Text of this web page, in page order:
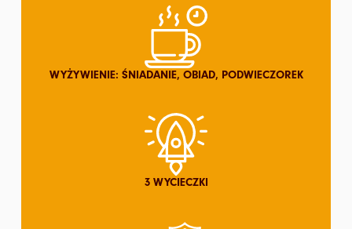
WYŻYWIENIE: ŚNIADANIE, OBIAD, PODWIECZOREK
3 WYCIECZKI